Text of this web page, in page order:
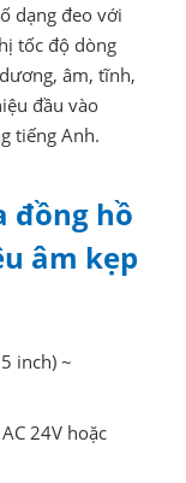
dạng đeo với
tốc độ dòng
âm, tĩnh,
đầu vào
tiếng Anh.
đồng hồ
âm kẹp
inch) ~
24V hoặc